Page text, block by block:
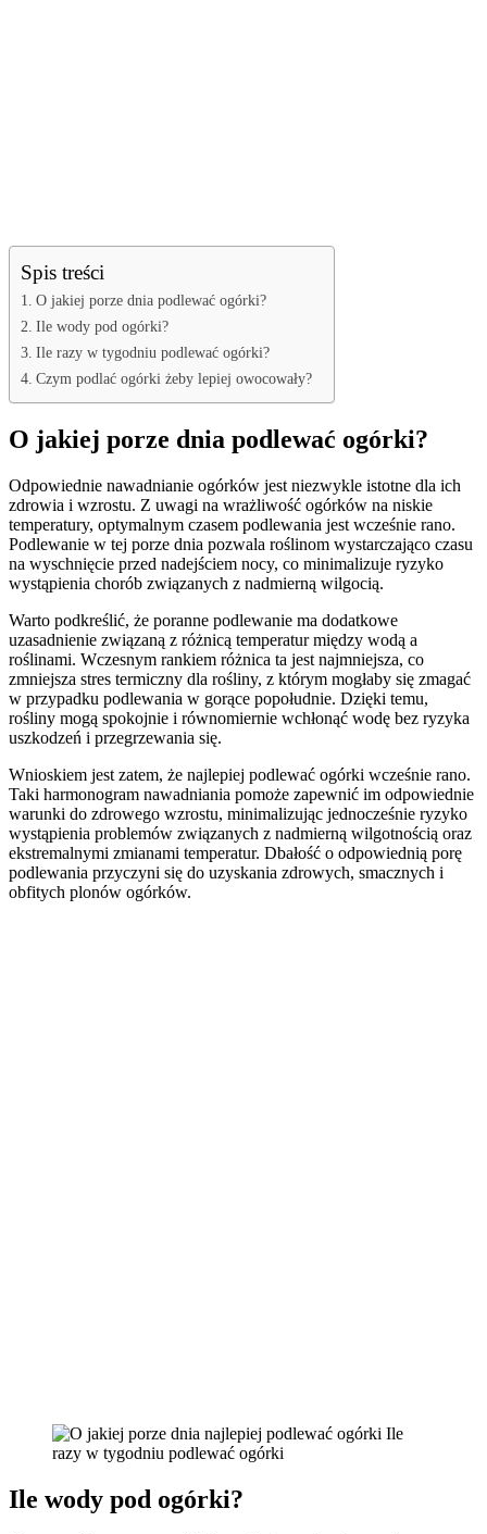
Spis treści
O jakiej porze dnia podlewać ogórki?
Ile wody pod ogórki?
Ile razy w tygodniu podlewać ogórki?
Czym podlać ogórki żeby lepiej owocowały?
O jakiej porze dnia podlewać ogórki?
Odpowiednie nawadnianie ogórków jest niezwykle istotne dla ich
zdrowia i wzrostu. Z uwagi na wrażliwość ogórków na niskie
temperatury, optymalnym czasem podlewania jest wcześnie rano.
Podlewanie w tej porze dnia pozwala roślinom wystarczająco czasu
na wyschnięcie przed nadejściem nocy, co minimalizuje ryzyko
wystąpienia chorób związanych z nadmierną wilgocią.
Warto podkreślić, że poranne podlewanie ma dodatkowe
uzasadnienie związaną z różnicą temperatur między wodą a
roślinami. Wczesnym rankiem różnica ta jest najmniejsza, co
zmniejsza stres termiczny dla rośliny, z którym mogłaby się zmagać
w przypadku podlewania w gorące popołudnie. Dzięki temu,
rośliny mogą spokojnie i równomiernie wchłonąć wodę bez ryzyka
uszkodzeń i przegrzewania się.
Wnioskiem jest zatem, że najlepiej podlewać ogórki wcześnie rano.
Taki harmonogram nawadniania pomoże zapewnić im odpowiednie
warunki do zdrowego wzrostu, minimalizując jednocześnie ryzyko
wystąpienia problemów związanych z nadmierną wilgotnością oraz
ekstremalnymi zmianami temperatur. Dbałość o odpowiednią porę
podlewania przyczyni się do uzyskania zdrowych, smacznych i
obfitych plonów ogórków.
Ile wody pod ogórki?